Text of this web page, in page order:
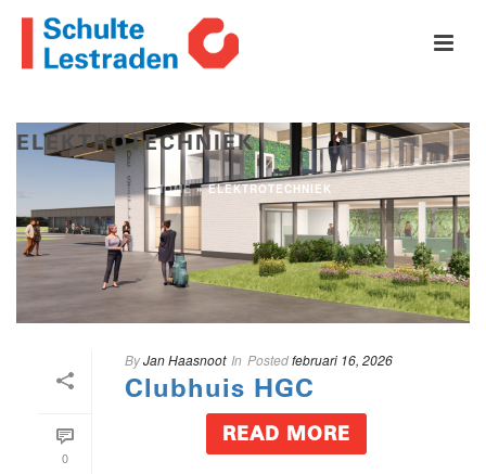
ELEKTROTECHNIEK
HOME»ELEKTROTECHNIEK
0
ByJan Haasnoot In Postedfebruari 16, 2026
Clubhuis HGC
READ MORE